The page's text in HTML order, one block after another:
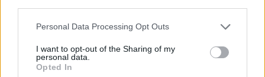
Personal Data Processing Opt Outs
I want to opt-out of the Sharing of my
personal data.
Opted In
ОСЛОБОДИМЕ- Скандалозна
Црна Гора
итно ја преиспитува својата